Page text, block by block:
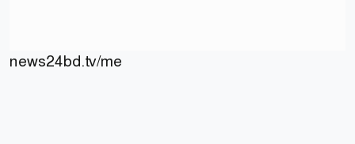
news24bd.tv/me